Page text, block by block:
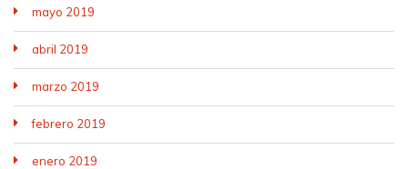
mayo 2019
abril 2019
marzo 2019
febrero 2019
enero 2019